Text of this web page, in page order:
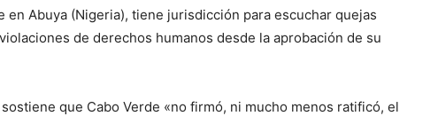
en Abuya (Nigeria), tiene jurisdicción para escuchar quejas
de derechos humanos desde la aprobación de su
que Cabo Verde «no firmó, ni mucho menos ratificó, el